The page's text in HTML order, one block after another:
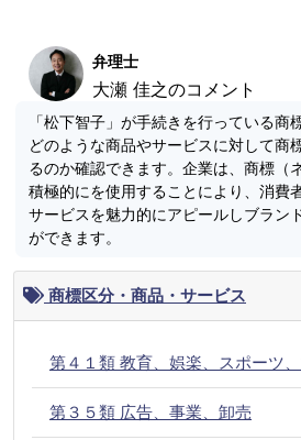
弁理士
大瀬 佳之のコメント
「松下智子」が手続きを行っている商
どのような商品やサービスに対して商
るのか確認できます。企業は、商標（
積極的にを使用することにより、消費
サービスを魅力的にアピールしブラン
ができます。
商標区分・商品・サービス
第４１類 教育、娯楽、スポーツ
第３５類 広告、事業、卸売